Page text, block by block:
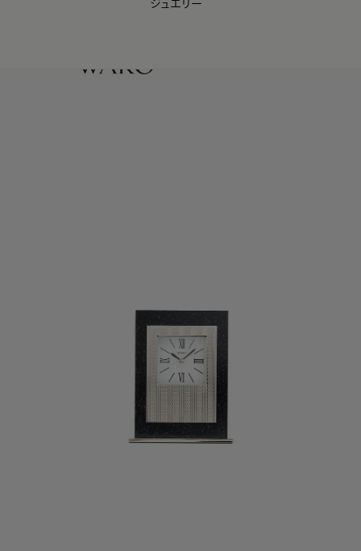
WAKO Membership Program連携はこちら
ジュエリー